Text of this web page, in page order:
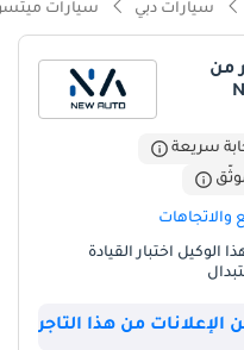
سيارات دبي سيارات
من
سريعة
والاتجاهات
الوكيل اختبار القيادة
الإعلانات من هذا التاجر
عن التوازن بين الحداثة
قوية جداً، حيث يُعد هذا اللون